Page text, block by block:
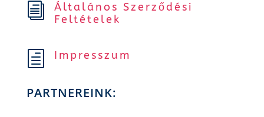
i
Általános Szerződési
Feltételek
h Impresszum
PARTNEREINK: